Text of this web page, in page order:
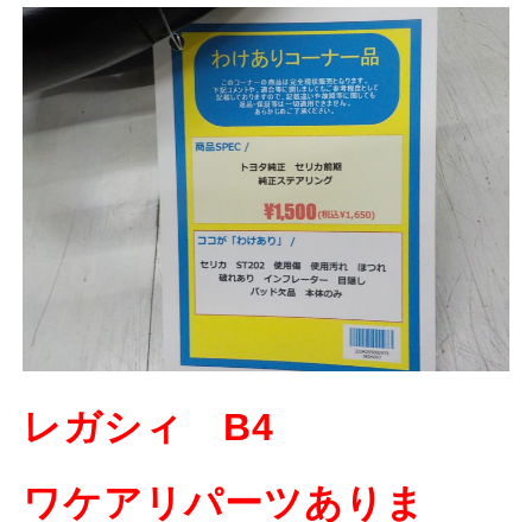
レガシィ B4
ワケアリパーツありま